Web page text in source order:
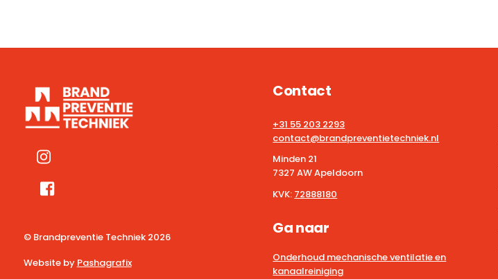
© Brandpreventie Techniek 2026
Website by Pashagrafix
Contact
+31 55 203 2293
contact@brandpreventietechniek.nl
Minden 21
7327 AW Apeldoorn
KVK: 72888180
Ga naar
Onderhoud mechanische ventilatie en
kanaalreiniging